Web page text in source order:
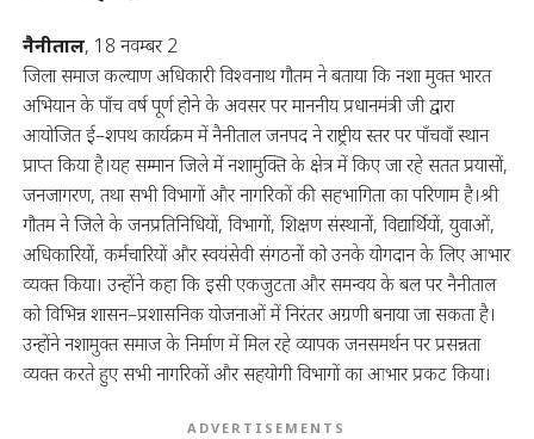
नैनीताल, 18 नवम्बर 2
जिला समाज कल्याण अधिकारी विश्वनाथ गौतम ने बताया कि नशा मुक्त भारत
अभियान के पाँच वर्ष पूर्ण होने के अवसर पर माननीय प्रधानमंत्री जी द्वारा
आयोजित ई–शपथ कार्यक्रम में नैनीताल जनपद ने राष्ट्रीय स्तर पर पाँचवाँ स्थान
प्राप्त किया है।यह सम्मान जिले में नशामुक्ति के क्षेत्र में किए जा रहे सतत प्रयासों,
जनजागरण, तथा सभी विभागों और नागरिकों की सहभागिता का परिणाम है।श्री
गौतम ने जिले के जनप्रतिनिधियों, विभागों, शिक्षण संस्थानों, विद्यार्थियों, युवाओं,
अधिकारियों, कर्मचारियों और स्वयंसेवी संगठनों को उनके योगदान के लिए आभार
व्यक्त किया। उन्होंने कहा कि इसी एकजुटता और समन्वय के बल पर नैनीताल
को विभिन्न शासन–प्रशासनिक योजनाओं में निरंतर अग्रणी बनाया जा सकता है।
उन्होंने नशामुक्त समाज के निर्माण में मिल रहे व्यापक जनसमर्थन पर प्रसन्नता
व्यक्त करते हुए सभी नागरिकों और सहयोगी विभागों का आभार प्रकट किया।
ADVERTISEMENTS